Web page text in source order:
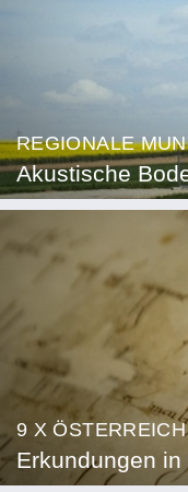
REGIONALE
Akustische
9 X ÖSTERREICH
Erkundungen